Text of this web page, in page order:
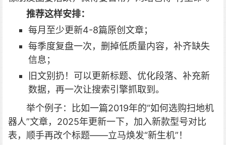
推荐这样安排：
每月至少更新4-8篇原创文章；
每季度复盘一次，删掉低质量内容，补齐缺失
信息；
旧文别扔！可以更新标题、优化段落、补充新
数据，再一次让搜索引擎抓取到。
举个例子：比如一篇2019年的“如何选购扫地机
器人”文章，2025年更新一下，加入新款型号对比
表，顺手再改个标题——立马焕发“新生机”！